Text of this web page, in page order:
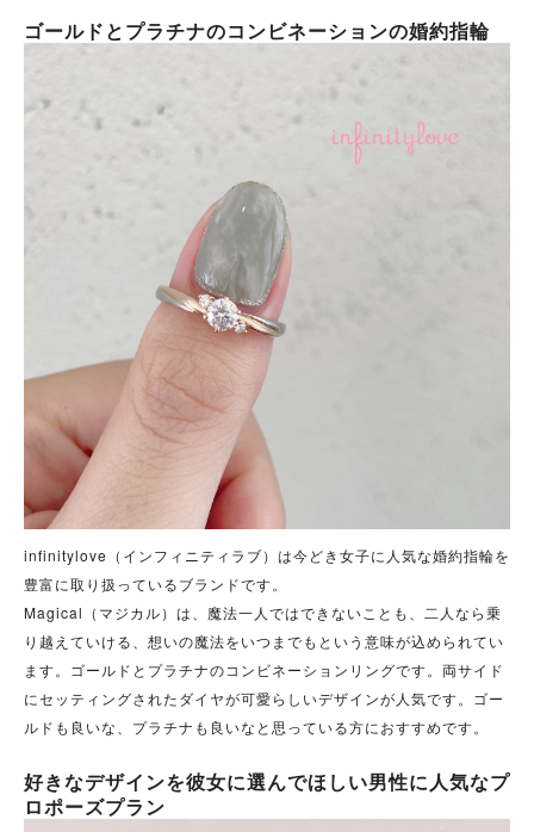
ゴールドとプラチナのコンビネーションの婚約指輪
infinitylove（インフィニティラブ）は今どき女子に人気な婚約指輪を
豊富に取り扱っているブランドです。
Magical（マジカル）は、魔法一人ではできないことも、二人なら乗
り越えていける、想いの魔法をいつまでもという意味が込められてい
ます。ゴールドとプラチナのコンビネーションリングです。両サイド
にセッティングされたダイヤが可愛らしいデザインが人気です。ゴー
ルドも良いな、プラチナも良いなと思っている方におすすめです。
好きなデザインを彼女に選んでほしい男性に人気なプ
ロポーズプラン